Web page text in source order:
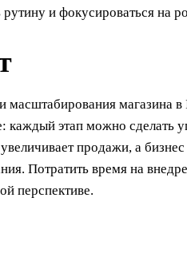
и фокусироваться на
магазина
каждый этап можно сделать
продажи, а
Потратить время на
перспективе.